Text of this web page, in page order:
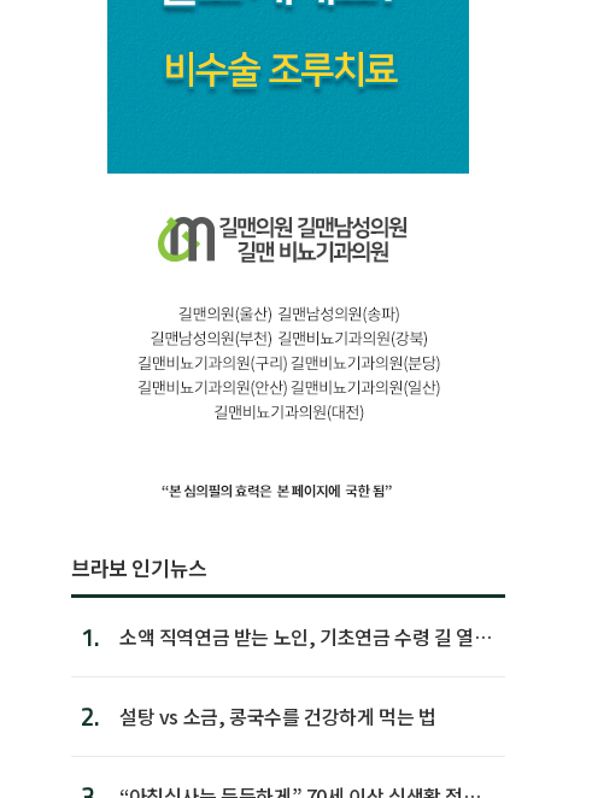
브라보 인기뉴스
1.
소액 직역연금 받는 노인, 기초연금 수령 길 열린
2. 설탕 vs 소금, 콩국수를 건강하게 먹는 법